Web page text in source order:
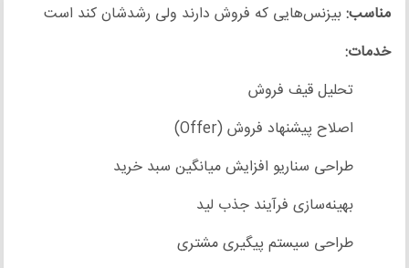
مناسب:بیزنس‌هایی که فروش دارند ولی رشدشان کند است
خدمات:
تحلیل قیف فروش
اصلاح پیشنهاد فروش (Offer)
طراحی سناریو افزایش میانگین سبد خرید
بهینه‌سازی فرآیند جذب لید
طراحی سیستم پیگیری مشتری